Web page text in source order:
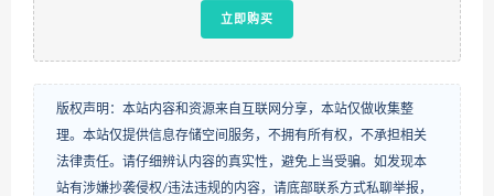
立即购买
版权声明：本站内容和资源来自互联网分享，本站仅做收集整
理。本站仅提供信息存储空间服务，不拥有所有权，不承担相关
法律责任。请仔细辨认内容的真实性，避免上当受骗。如发现本
站有涉嫌抄袭侵权/违法违规的内容，请底部联系方式私聊举报，